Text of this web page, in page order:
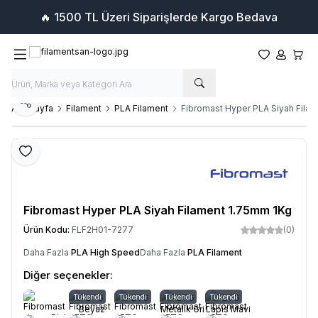
🔥 1500 TL Üzeri Siparişlerde Kargo Bedava
Favorilerim
Hesabım
Ana Sayfa Filament PLA Filament Fibromast Hyper PLA Siyah
Favoriye Ekle
Paylaş
Fibromast Hyper PLA Siyah Filament 1.75mm 1Kg
Ürün Kodu: FLF2H01-7277 (0)
Daha Fazla PLA High SpeedDaha Fazla PLA Filament
Diğer seçenekler:
Tükendi
PETG
Beyaz
Tükendi
PETG Tükendi
PETG
Metalik Gri
Tükendi
PETG
Lapis Mavi